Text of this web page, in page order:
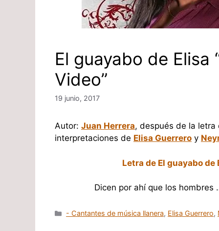
El guayabo de Elisa
Video”
19 junio, 2017
Autor: Juan Herrera, después de la letra
interpretaciones de Elisa Guerrero y
Letra de El guayabo de
Dicen por ahí que los hombres
Categorías
- Cantantes de música llanera, Elisa Guerrero,